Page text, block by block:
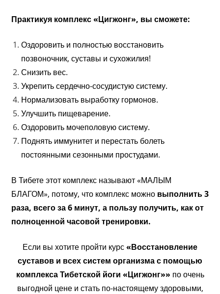
Практикуя комплекс «Цигжонг», вы сможете:
Оздоровить и полностью восстановить
позвоночник, суставы и сухожилия!
Снизить вес.
Укрепить сердечно-сосудистую систему.
Нормализовать выработку гормонов.
Улучшить пищеварение.
Оздоровить мочеполовую систему.
Поднять иммунитет и перестать болеть
постоянными сезонными простудами.
В Тибете этот комплекс называют «МАЛЫМ
БЛАГОМ», потому, что комплекс можно выполнить 3
раза, всего за 6 минут, а пользу получить, как от
полноценной часовой тренировки.
Если вы хотите пройти курс«Восстановление
суставов и всех систем организма с помощью
комплекса Тибетской йоги «Цигжонг»» по очень
выгодной цене и стать по-настоящему здоровыми,